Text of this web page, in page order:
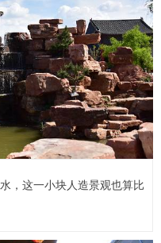
，这一小块人造景观也算比